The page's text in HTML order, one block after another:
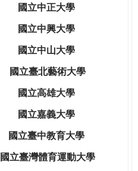
國立中正大學
國立中興大學
國立中山大學
國立臺北藝術大學
國立高雄大學
國立嘉義大學
國立臺中教育大學
國立臺灣體育運動大學